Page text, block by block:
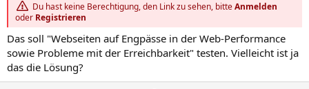
Du hast keine Berechtigung, den Link zu sehen, bitteAnmelden
oder Registrieren
Das soll "Webseiten auf Engpässe in der Web-Performance
sowie Probleme mit der Erreichbarkeit" testen. Vielleicht ist ja
das die Lösung?